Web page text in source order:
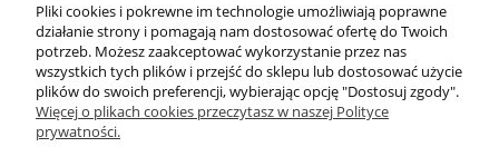
do koszyka
Pomoc
Pliki cookies i pokrewne im technologie umożliwiają poprawne
działanie strony i pomagają nam dostosować ofertę do Twoich
potrzeb. Możesz zaakceptować wykorzystanie przez nas
wszystkich tych plików i przejść do sklepu lub dostosować użycie
plików do swoich preferencji, wybierając opcję "Dostosuj zgody".
Więcej o plikach cookies przeczytasz w naszej Polityce
prywatności.